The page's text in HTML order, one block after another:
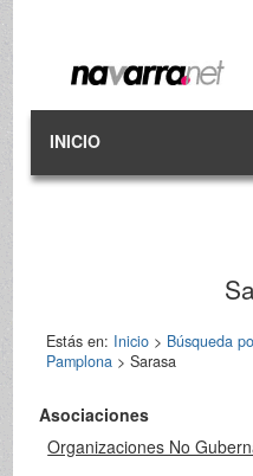
INICIO
Estás en: Inicio> Búsqueda
Pamplona> Sarasa
Asociaciones
Organizaciones No